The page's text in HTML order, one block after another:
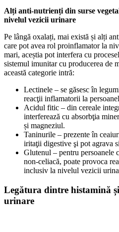
Alți anti-nutrienți din surse
nivelul vezicii urinare
Pe lângă oxalați, mai există și alți
care pot avea rol proinflamator la
mari, aceștia pot interfera cu
sistemul imunitar cu producerea de
această categorie intră:
Lectinele – se găsesc în
reacţii inflamatorii la
Acidul fitic – din cereale
interferează cu absorbţia
și magneziul.
Taninurile – prezente în
iritaţii digestive şi pot agrava
Glutenul – pentru persoanele
non-celiacă, poate provoca
inclusiv la nivelul vezicii
Legătura dintre histamină
urinare